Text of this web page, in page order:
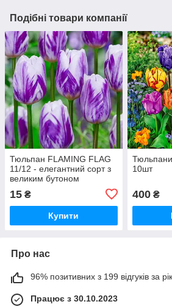
Подібні товари компанії
Тюльпан FLAMING FLAG
11/12 - елегантний сорт з
великим бутоном
15 ₴
Купити
Тюльпани
10шт
400₴
Про нас
96% позитивних з 199 відгуків за рік
Працює з 30.10.2023